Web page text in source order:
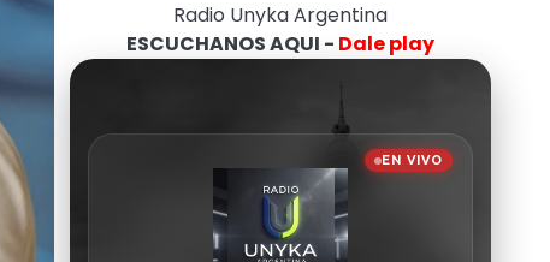
Radio Unyka Argentina
ESCUCHANOS AQUI - Dale play